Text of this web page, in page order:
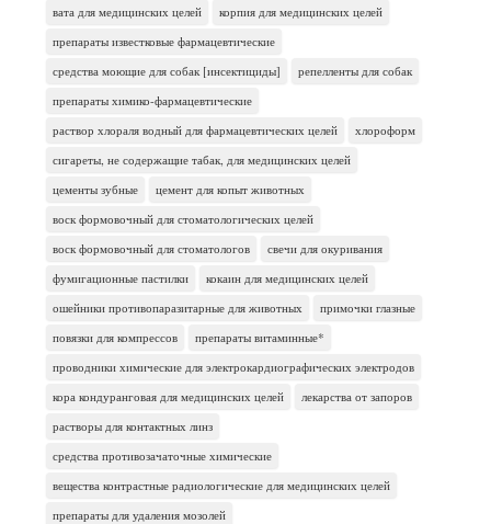
вата для медицинских целей
корпия для медицинских целей
препараты известковые фармацевтические
средства моющие для собак [инсектициды]
репелленты для собак
препараты химико-фармацевтические
раствор хлораля водный для фармацевтических целей
хлороформ
сигареты, не содержащие табак, для медицинских целей
цементы зубные
цемент для копыт животных
воск формовочный для стоматологических целей
воск формовочный для стоматологов
свечи для окуривания
фумигационные пастилки
кокаин для медицинских целей
ошейники противопаразитарные для животных
примочки глазные
повязки для компрессов
препараты витаминные*
проводники химические для электрокардиографических электродов
кора кондуранговая для медицинских целей
лекарства от запоров
растворы для контактных линз
средства противозачаточные химические
вещества контрастные радиологические для медицинских целей
препараты для удаления мозолей